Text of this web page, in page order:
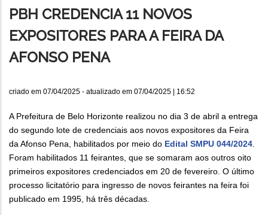
navegação
PBH CREDENCIA 11 NOVOS
EXPOSITORES PARA A FEIRA DA
AFONSO PENA
criado em 07/04/2025 - atualizado em 07/04/2025 | 16:52
A Prefeitura de Belo Horizonte realizou no dia 3 de abril a entrega
do segundo lote de credenciais aos novos expositores da Feira
da Afonso Pena, habilitados por meio do Edital SMPU 044/2024
Foram habilitados 11 feirantes, que se somaram aos outros oito
primeiros expositores credenciados em 20 de fevereiro. O último
processo licitatório para ingresso de novos feirantes na feira foi
publicado em 1995, há três décadas.